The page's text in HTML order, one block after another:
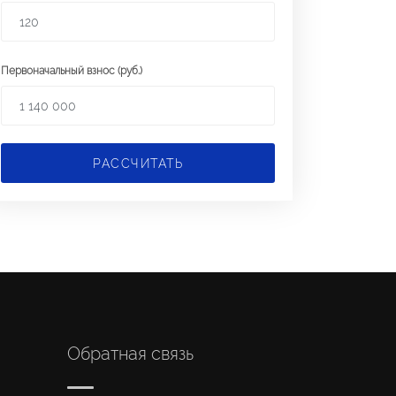
Первоначальный взнос (руб.)
РАССЧИТАТЬ
Обратная связь